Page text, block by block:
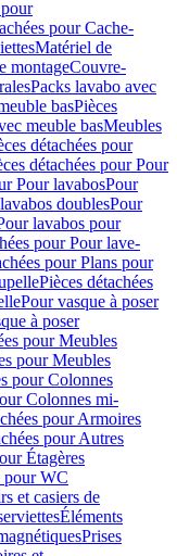
pour Cache-
Matériel de
montageCouvre-
Packs lavabo avec
basPièces
meuble basMeubles
détachées pour
détachées pour Pour
Pour lavabosPour
doublesPour
lavabos pour
pour Pour lave-
pour Plans pour
Pièces détachées
Pour vasque à poser
à poser
pour Meubles
pour Meubles
pour Colonnes
Colonnes mi-
pour Armoires
pour Autres
Étagères
pour WC
et casiers de
Éléments
Prises